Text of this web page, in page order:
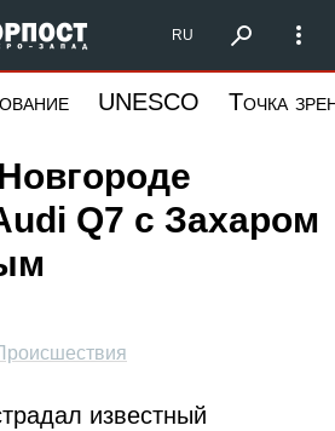
Форпост Северо-Запад
RU
UNESCO Точка
Q7 с Захаром
известный